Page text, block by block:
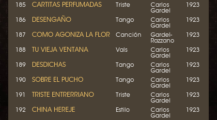
185 CARTITAS PERFUMADAS Triste
Carlos
Gardel
1923
186 DESENGAÑO Tango
Carlos
Gardel
1923
187 COMO AGONIZA LA FLOR Canción
Gardel-
Razzano
1923
188 TU VIEJA VENTANA Vals
Carlos
Gardel
1923
189 DESDICHAS Tango
Carlos
Gardel
1923
190 SOBRE EL PUCHO Tango
Carlos
Gardel
1923
191 TRISTE ENTRERRIANO Triste
Carlos
Gardel
1923
192 CHINA HEREJE Estilo
Carlos
Gardel
1923